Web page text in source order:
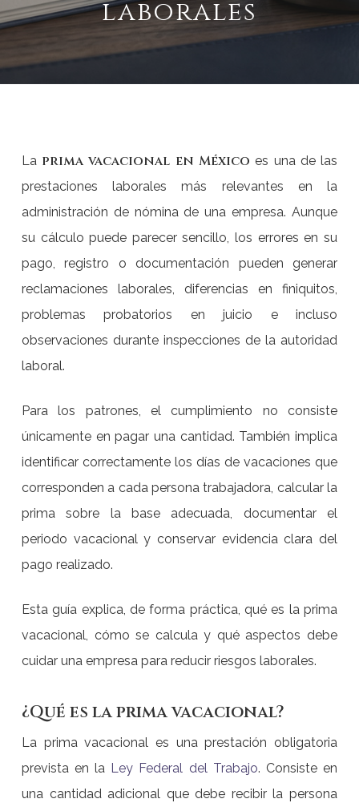
laborales
La prima vacacional en México es una de las
prestaciones laborales más relevantes en la
administración de nómina de una empresa. Aunque
su cálculo puede parecer sencillo, los errores en su
pago, registro o documentación pueden generar
reclamaciones laborales, diferencias en finiquitos,
problemas probatorios en juicio e incluso
observaciones durante inspecciones de la autoridad
laboral.
Para los patrones, el cumplimiento no consiste
únicamente en pagar una cantidad. También implica
identificar correctamente los días de vacaciones que
corresponden a cada persona trabajadora, calcular la
prima sobre la base adecuada, documentar el
periodo vacacional y conservar evidencia clara del
pago realizado.
Esta guía explica, de forma práctica, qué es la prima
vacacional, cómo se calcula y qué aspectos debe
cuidar una empresa para reducir riesgos laborales.
¿Qué es la prima vacacional?
La prima vacacional es una prestación obligatoria
prevista en la Ley Federal del Trabajo. Consiste en
una cantidad adicional que debe recibir la persona